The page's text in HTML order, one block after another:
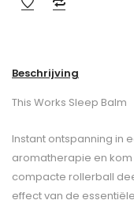
Beschrijving
This Works Sleep Balm
Instant ontspanning in
aromatherapie en kom
compacte rollerball
effect van de